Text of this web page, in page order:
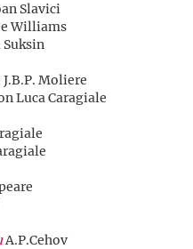
Slavici
Williams
Moliere
Luca Caragiale
A.P.Cehov